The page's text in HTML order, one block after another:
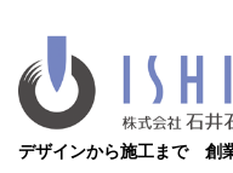
デザインから施工まで 創